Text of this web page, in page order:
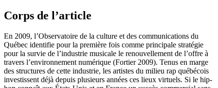
Corps de l’article
En 2009, l’Observatoire de la culture et des communications du
Québec identifie pour la première fois comme principale stratégie
pour la survie de l’industrie musicale le renouvellement de l’offre à
travers l’environnement numérique (Fortier 2009). Tenus en marge
des structures de cette industrie, les artistes du milieu rap québécois
investissent déjà depuis plusieurs années ces lieux virtuels. Si le hip-